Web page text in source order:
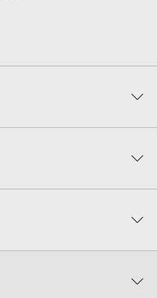
PLAYERではお使いい